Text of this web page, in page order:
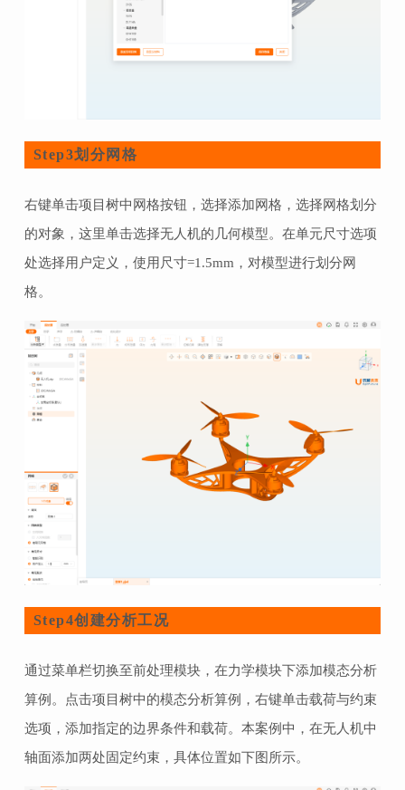
Step3划分网格
右键单击项目树中网格按钮，选择添加网格，选择网格划分
的对象，这里单击选择无人机的几何模型。在单元尺寸选项
处选择用户定义，使用尺寸=1.5mm，对模型进行划分网
格。
Step4创建分析工况
通过菜单栏切换至前处理模块，在力学模块下添加模态分析
算例。点击项目树中的模态分析算例，右键单击载荷与约束
选项，添加指定的边界条件和载荷。本案例中，在无人机中
轴面添加两处固定约束，具体位置如下图所示。